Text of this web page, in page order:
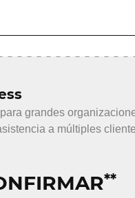
grandes
a múltiples
**